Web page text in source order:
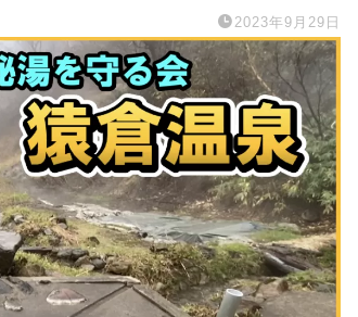
2023年9月29日